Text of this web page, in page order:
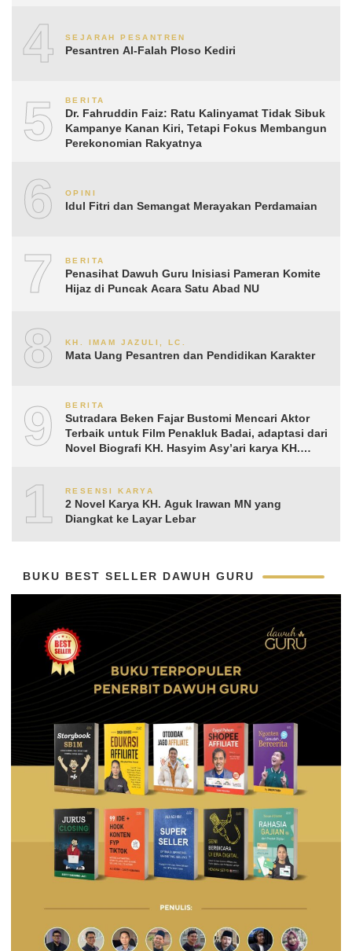
4 SEJARAH PESANTREN
Pesantren Al-Falah Ploso Kediri
5 BERITA
Dr. Fahruddin Faiz: Ratu Kalinyamat Tidak Sibuk
Kampanye Kanan Kiri, Tetapi Fokus Membangun
Perekonomian Rakyatnya
6 OPINI
Idul Fitri dan Semangat Merayakan Perdamaian
7 BERITA
Penasihat Dawuh Guru Inisiasi Pameran Komite
Hijaz di Puncak Acara Satu Abad NU
8 KH. IMAM JAZULI, LC.
Mata Uang Pesantren dan Pendidikan Karakter
9 BERITA
Sutradara Beken Fajar Bustomi Mencari Aktor
Terbaik untuk Film Penakluk Badai, adaptasi dari
Novel Biografi KH. Hasyim Asy’ari karya KH.
10RESENSI KARYA
2 Novel Karya KH. Aguk Irawan MN yang
Diangkat ke Layar Lebar
BUKU BEST SELLER DAWUH GURU